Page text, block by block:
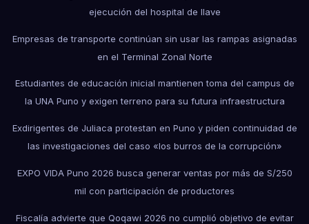
ejecución del hospital de Ilave
Empresas de transporte continúan sin usar las rampas asignadas
en el Terminal Zonal Norte
Estudiantes de educación inicial mantienen toma del campus de
la UNA Puno y exigen terreno para su futura infraestructura
Exdirigentes de Juliaca protestan en Puno y piden continuidad de
las investigaciones del caso «los burros de la corrupción»
EXPO VIDA Puno 2026 busca generar ventas por más de S/250
mil con participación de productores
Fiscalía advierte que Qoqawi 2026 no cumplió objetivo de evitar